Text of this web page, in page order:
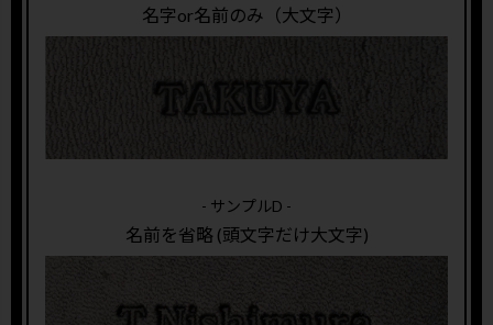
名字or名前のみ（大文字）
- サンプルD -
名前を省略 (頭文字だけ大文字)